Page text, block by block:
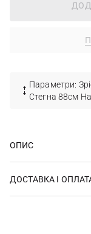
Параметри:
Стегна 88см
ОПИС
ДОСТАВКА І